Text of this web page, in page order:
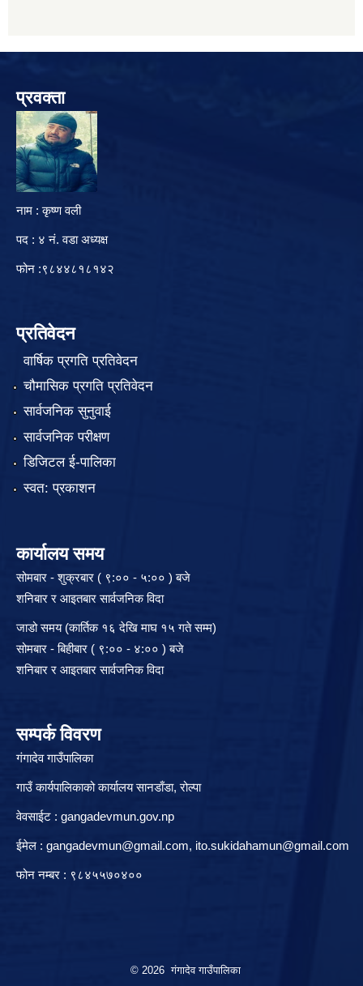
प्रवक्ता
नाम : कृष्ण वली
पद : ४ नं. वडा अध्यक्ष
फोन :९८४४८१८१४२
प्रतिवेदन
वार्षिक प्रगति प्रतिवेदन
चौमासिक प्रगति प्रतिवेदन
सार्वजनिक सुनुवाई
सार्वजनिक परीक्षण
डिजिटल ई-पालिका
स्वत: प्रकाशन
कार्यालय समय
सोमबार - शुक्रबार ( ९:०० - ५:०० ) बजे
शनिबार र आइतबार सार्वजनिक विदा
जाडो समय (कार्तिक १६ देखि माघ १५ गते सम्म)
सोमबार - बिहीबार ( ९:०० - ४:०० ) बजे
शनिबार र आइतबार सार्वजनिक विदा
सम्पर्क विवरण
गंगादेव गाउँपालिका
गाउँ कार्यपालिकाको कार्यालय सानडाँडा, रो‍‍ल्पा
वेवसाईट : gangadevmun.gov.np
ईमेल : gangadevmun@gmail.com, ito.sukidahamun@gmail.com
फोन नम्बर : ९८४५५७०४००
© 2026 गंगादेव गाउँपालिका